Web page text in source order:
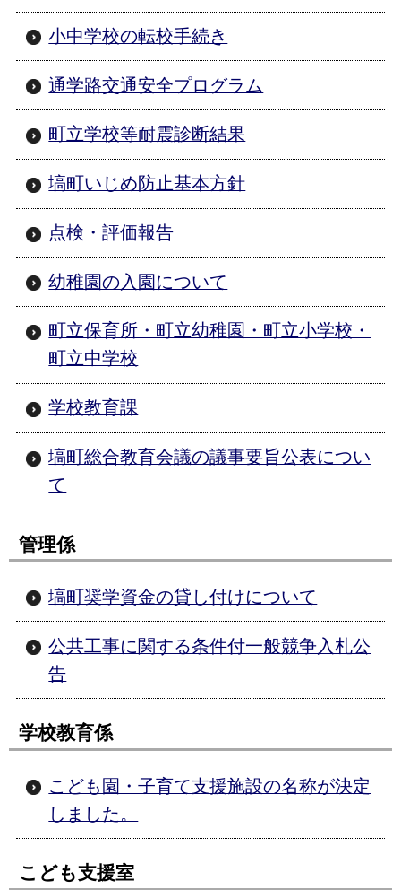
小中学校の転校手続き
通学路交通安全プログラム
町立学校等耐震診断結果
塙町いじめ防止基本方針
点検・評価報告
幼稚園の入園について
町立保育所・町立幼稚園・町立小学校・
町立中学校
学校教育課
塙町総合教育会議の議事要旨公表につい
て
管理係
塙町奨学資金の貸し付けについて
公共工事に関する条件付一般競争入札公
告
学校教育係
こども園・子育て支援施設の名称が決定
しました。
こども支援室